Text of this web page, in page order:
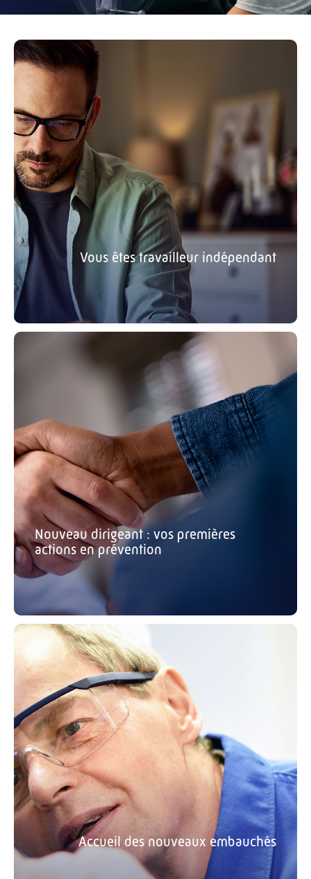
Vous êtes travailleur indépendant
Nouveau dirigeant : vos premières
actions en prévention
Accueil des nouveaux embauchés